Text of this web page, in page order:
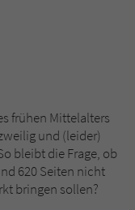
frühen Mittelalters
und (leider)
bleibt die Frage, ob
620 Seiten nicht
bringen sollen?